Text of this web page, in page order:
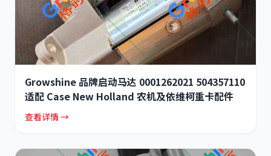
Growshine 品牌启动马达 0001262021 504357110
适配 Case New Holland 农机及依维柯重卡配件
查看详情 →